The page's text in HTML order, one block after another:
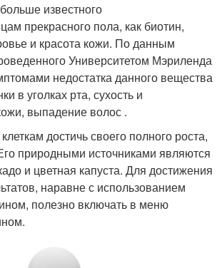
известного
прекрасного пола, как биотин,
и красота кожи. По данным
Университетом Мэриленда
недостатка данного вещества
в уголках рта, сухость и
выпадение волос .
достичь своего полного роста,
природными источниками являются
и цветная капуста. Для достижения
наравне с использованием
полезно включать в меню